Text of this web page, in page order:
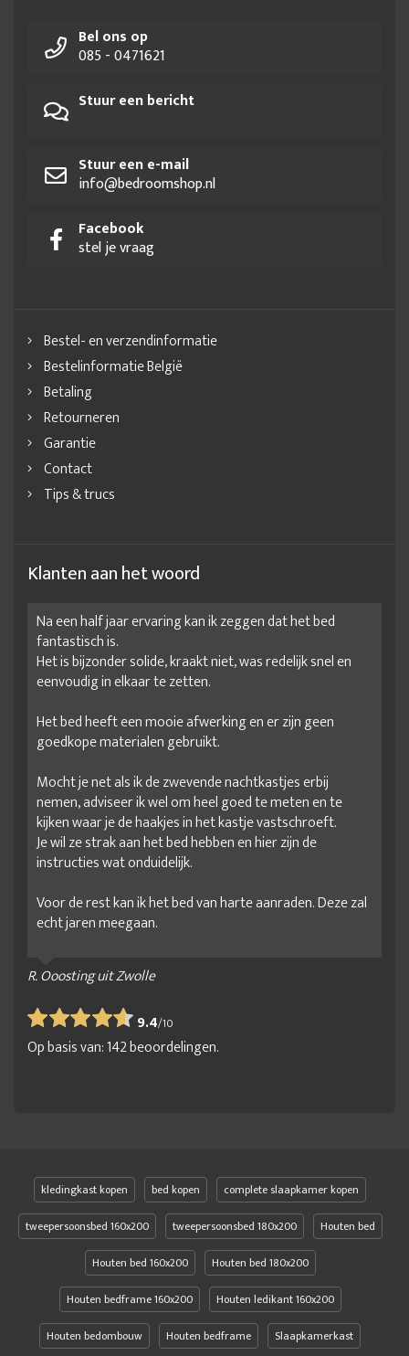
Bel ons op
085 - 0471621
Stuur een bericht
Stuur een e-mail
info@bedroomshop.nl
Facebook
stel je vraag
Bestel- en verzendinformatie
Bestelinformatie België
Betaling
Retourneren
Garantie
Contact
Tips & trucs
Klanten aan het woord
Na een half jaar ervaring kan ik zeggen dat het bed
fantastisch is.
Het is bijzonder solide, kraakt niet, was redelijk snel en
eenvoudig in elkaar te zetten.
Het bed heeft een mooie afwerking en er zijn geen
goedkope materialen gebruikt.
Mocht je net als ik de zwevende nachtkastjes erbij
nemen, adviseer ik wel om heel goed te meten en te
kijken waar je de haakjes in het kastje vastschroeft.
Je wil ze strak aan het bed hebben en hier zijn de
instructies wat onduidelijk.
Voor de rest kan ik het bed van harte aanraden. Deze zal
echt jaren meegaan.
R. Ooosting uit Zwolle
9.4/10
Op basis van:142beoordelingen.
kledingkast kopen bed kopen
complete slaapkamer kopen
tweepersoonsbed 160x200
tweepersoonsbed 180x200
Houten bed
Houten bed 160x200
Houten bed 180x200
Houten bedframe 160x200
Houten ledikant 160x200
Houten bedombouw
Houten bedframe Slaapkamerkast